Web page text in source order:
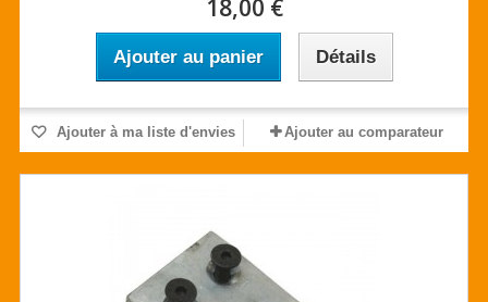
18,00 €
Ajouter au panier Détails
Ajouter à ma liste d'envies Ajouter au comparateur